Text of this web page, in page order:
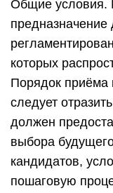
Общие условия.
предназначение
которых
Порядок приёма
следует
должен
выбора
кандидатов,
пошаговую